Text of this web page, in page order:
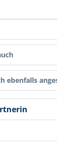
ebenfalls